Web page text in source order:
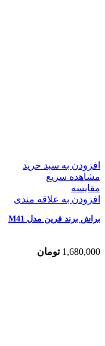
افزودن به سبد خرید
مشاهده سریع
مقایسه
افزودن به علاقه مندی
براش برند فرین مدل M41
1,680,000 تومان